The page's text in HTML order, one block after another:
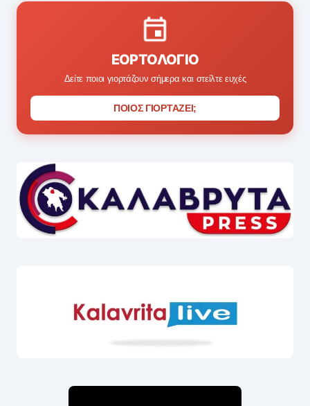
ΕΟΡΤΟΛΌΓΙΟ
Δείτε ποιοι γιορτάζουν σήμερα και στείλτε ευχές
ΠΟΙΟΣ ΓΙΟΡΤΑΖΕΙ;